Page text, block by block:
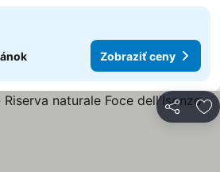
Zobraziť ceny
Zdieľať